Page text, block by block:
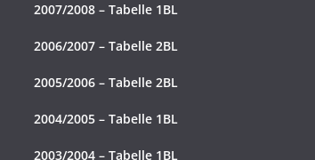
2007/2008 – Tabelle 1BL
2006/2007 – Tabelle 2BL
2005/2006 – Tabelle 2BL
2004/2005 – Tabelle 1BL
2003/2004 – Tabelle 1BL